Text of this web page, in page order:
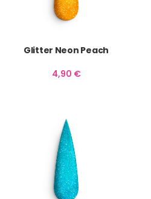
Glitter Neon Peach
4,90 €